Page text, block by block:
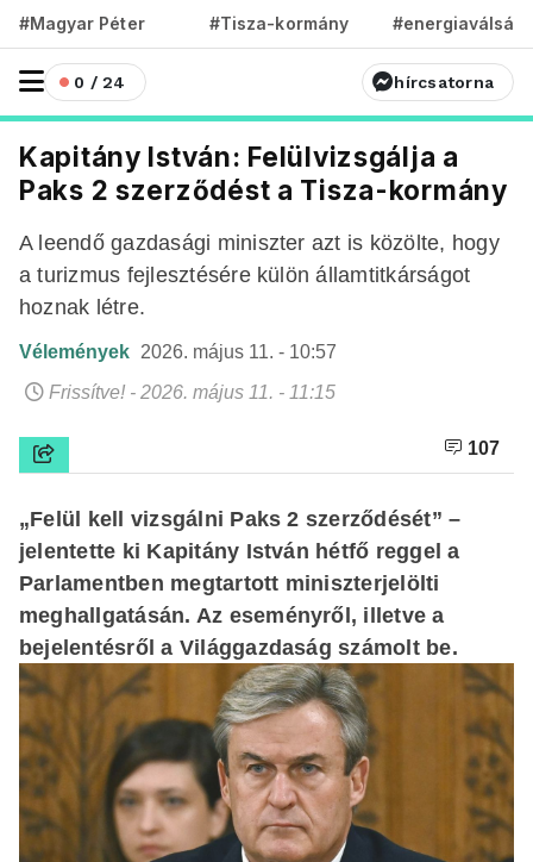
#Magyar Péter #Tisza-kormány #energiaválság
0 / 24 hírcsatorna
Kapitány István: Felülvizsgálja a
Paks 2 szerződést a Tisza-kormány
A leendő gazdasági miniszter azt is közölte, hogy
a turizmus fejlesztésére külön államtitkárságot
hoznak létre.
Vélemények 2026. május 11. - 10:57
Frissítve! - 2026. május 11. - 11:15
107
„Felül kell vizsgálni Paks 2 szerződését” –
jelentette ki Kapitány István hétfő reggel a
Parlamentben megtartott miniszterjelölti
meghallgatásán. Az eseményről, illetve a
bejelentésről a Világgazdaság számolt be.